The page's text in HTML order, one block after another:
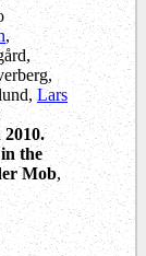
,
Lars
the
Mob,